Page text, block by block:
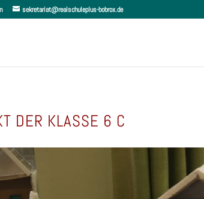
sekretariat@realschuleplus-bobrox.de
DER KLASSE 6 C